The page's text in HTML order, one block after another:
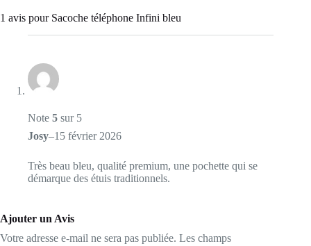
1 avis pour Sacoche téléphone Infini bleu
Note 5 sur 5
Josy–15 février 2026
Très beau bleu, qualité premium, une pochette qui se
démarque des étuis traditionnels.
Ajouter un Avis
Votre adresse e-mail ne sera pas publiée. Les champs